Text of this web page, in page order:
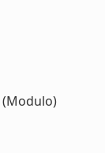
(Modulo)